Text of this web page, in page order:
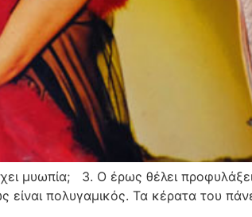
μυωπία; 3. Ο έρως θέλει
πολυγαμικός. Τα κέρατα του